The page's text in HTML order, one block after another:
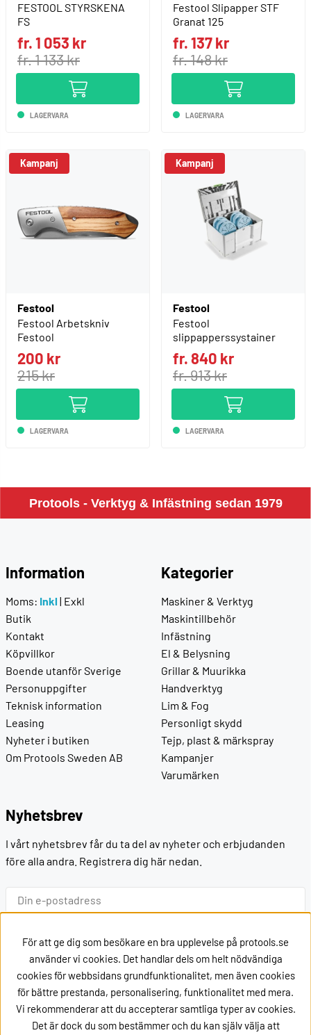
FESTOOL STYRSKENA
FS
fr. 1 053 kr
fr. 1 133 kr
LAGERVARA
Festool Slipapper STF
Granat 125
fr. 137 kr
fr. 148 kr
LAGERVARA
Kampanj
Festool
Festool Arbetskniv
Festool
200 kr
215 kr
LAGERVARA
Kampanj
Festool
Festool
slippapperssystainer
fr. 840 kr
fr. 913 kr
LAGERVARA
Protools - Verktyg & Infästning sedan 1979
Information
Moms: Inkl | Exkl
Butik
Kontakt
Köpvillkor
Boende utanför Sverige
Personuppgifter
Teknisk information
Leasing
Nyheter i butiken
Om Protools Sweden AB
Kategorier
Maskiner & Verktyg
Maskintillbehör
Infästning
El & Belysning
Grillar & Muurikka
Handverktyg
Lim & Fog
Personligt skydd
Tejp, plast & märkspray
Kampanjer
Varumärken
Nyhetsbrev
I vårt nyhetsbrev får du ta del av nyheter och erbjudanden
före alla andra. Registrera dig här nedan.
Ok
Kontakt
För att ge dig som besökare en bra upplevelse på protools.se
använder vi cookies. Det handlar dels om helt nödvändiga
cookies för webbsidans grundfunktionalitet, men även cookies
för bättre prestanda, personalisering, funktionalitet med mera.
Vi rekommenderar att du accepterar samtliga typer av cookies.
Det är dock du som bestämmer och du kan själv välja att